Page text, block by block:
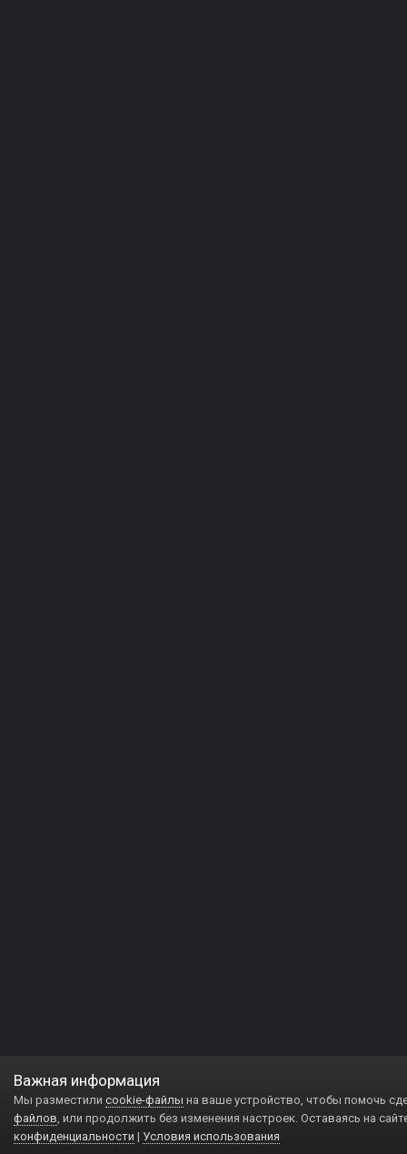
Важная информация
Мы разместили cookie-файлы на ваше устройство, чтобы помочь
файлов, или продолжить без изменения настроек. Оставаясь на
конфиденциальности | Условия использования